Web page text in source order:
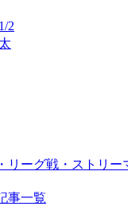
2
リーグ戦・ストリー
事一覧